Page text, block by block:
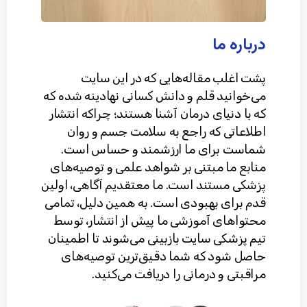
درباره ما
پشت اغلب مقاله‌هایی که در این سایت
می‌خوانید قلم و دانش کسانی نهادینه شده که
که با دنیای درمان آشنا هستند؛ چراکه انتشار
اطلاعاتی که راجع به سلامت جسم و روان
شماست برای ما ارزشمند و حساس است.
منابع ما مبتنی بر شواهد علمی و توصیه‌های
پزشکی مستند است. ما معتقدیم آگاهی، اولین
قدم برای بهبودی است. به همین دلیل، تمامی
محتواهای آموزشی ما پیش از انتشار، توسط
تیم پزشکی سایت بازبینی می‌شوند تا اطمینان
حاصل شود که شما دقیق‌ترین توصیه‌های
مراقبتی و درمانی را دریافت می‌کنید.